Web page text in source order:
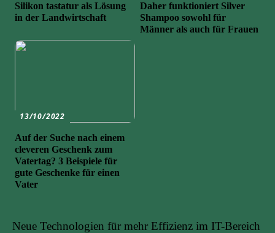
Silikon tastatur als Lösung
in der Landwirtschaft
Daher funktioniert Silver
Shampoo sowohl für
Männer als auch für Frauen
13/10/2022
Auf der Suche nach einem
cleveren Geschenk zum
Vatertag? 3 Beispiele für
gute Geschenke für einen
Vater
Neue Technologien für mehr Effizienz im IT-Bereich